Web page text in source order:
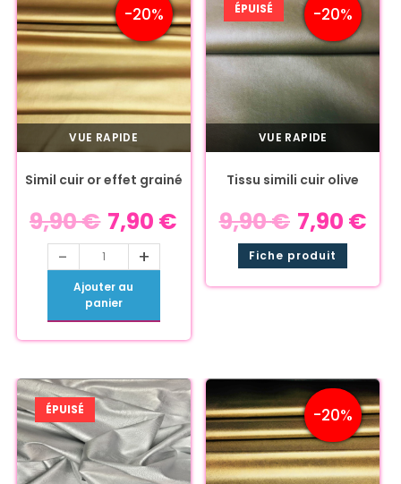
-20%
VUE RAPIDE
Simil cuir or effet grainé
9,90€ 7,90 €
- +
Ajouter au
panier
-20%
ÉPUISÉ
VUE RAPIDE
Tissu simili cuir olive
9,90€ 7,90 €
Fiche produit
ÉPUISÉ -20%